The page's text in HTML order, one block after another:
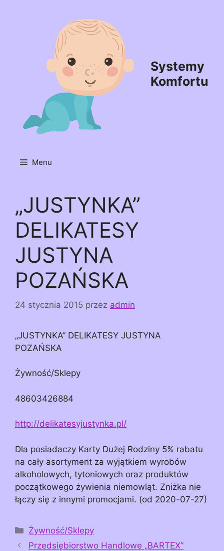
Systemy
Komfortu
Menu
„JUSTYNKA”
DELIKATESY
JUSTYNA
POZAŃSKA
24 stycznia 2015 przez admin
„JUSTYNKA” DELIKATESY JUSTYNA
POZAŃSKA
Żywność/Sklepy
48603426884
http://delikatesyjustynka.pl/
Dla posiadaczy Karty Dużej Rodziny 5% rabatu
na cały asortyment za wyjątkiem wyrobów
alkoholowych, tytoniowych oraz produktów
początkowego żywienia niemowląt. Zniżka nie
łączy się z innymi promocjami. (od 2020-07-27)
Kategorie
Żywność/Sklepy
Przedsiębiorstwo Handlowe „BARTEX”